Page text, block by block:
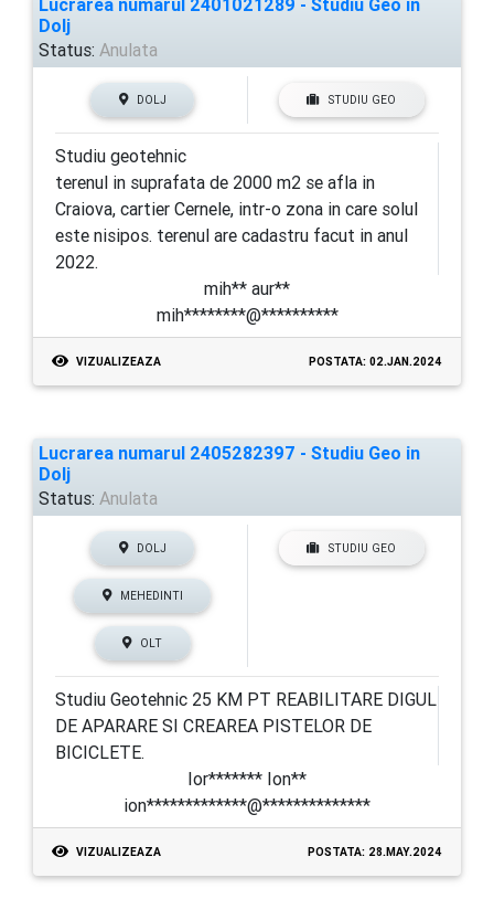
Lucrarea numarul 2401021289 - Studiu Geo in
Dolj
Status: Anulata
DOLJ STUDIU GEO
Studiu geotehnic
terenul in suprafata de 2000 m2 se afla in
Craiova, cartier Cernele, intr-o zona in care solul
este nisipos. terenul are cadastru facut in anul
2022.
mih** aur**
mih********@**********
VIZUALIZEAZA POSTATA: 02.JAN.2024
Lucrarea numarul 2405282397 - Studiu Geo in
Dolj
Status: Anulata
DOLJ
MEHEDINTI
OLT
STUDIU GEO
Studiu Geotehnic 25 KM PT REABILITARE DIGUL
DE APARARE SI CREAREA PISTELOR DE
BICICLETE.
Ior******* Ion**
ion*************@**************
VIZUALIZEAZA POSTATA: 28.MAY.2024